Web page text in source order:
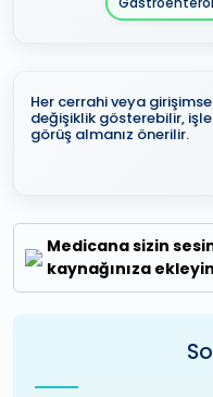
Her cerrahi veya
değişiklik gösterebilir,
görüş almanız önerilir.
Medicana sizin
kaynağınıza ekleyin